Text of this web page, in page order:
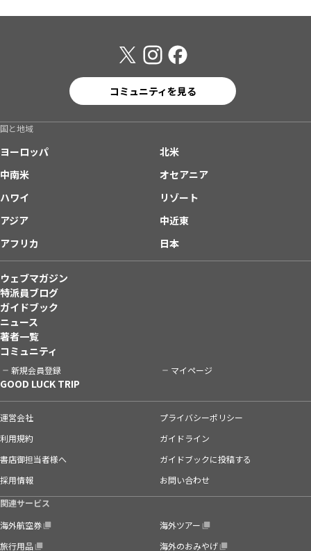
コミュニティを見る
国と地域
ヨーロッパ
北米
中南米
オセアニア
ハワイ
リゾート
アジア
中近東
アフリカ
日本
ウェブマガジン
特派員ブログ
ガイドブック
ニュース
著者一覧
コミュニティ
新規会員登録 マイページ
GOOD LUCK TRIP
運営会社
プライバシーポリシー
利用規約
ガイドライン
書店御担当者様へ
ガイドブックに投稿する
採用情報
お問い合わせ
関連サービス
海外航空券
海外ツアー
旅行用品
海外のおみやげ